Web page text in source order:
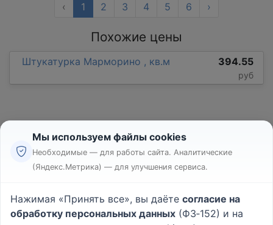
‹ 1 2 3 4 5 6 ›
Похожие цены
Штукатурка Марморино , кв.м 394.55
руб
Реклама
Пользовательское соглашение
Политика конфиденциальности
Мы используем файлы cookies
Необходимые — для работы сайта. Аналитические
(Яндекс.Метрика) — для улучшения сервиса.
Нажимая «Принять все», вы даёте согласие на
обработку персональных данных (ФЗ‑152) и на